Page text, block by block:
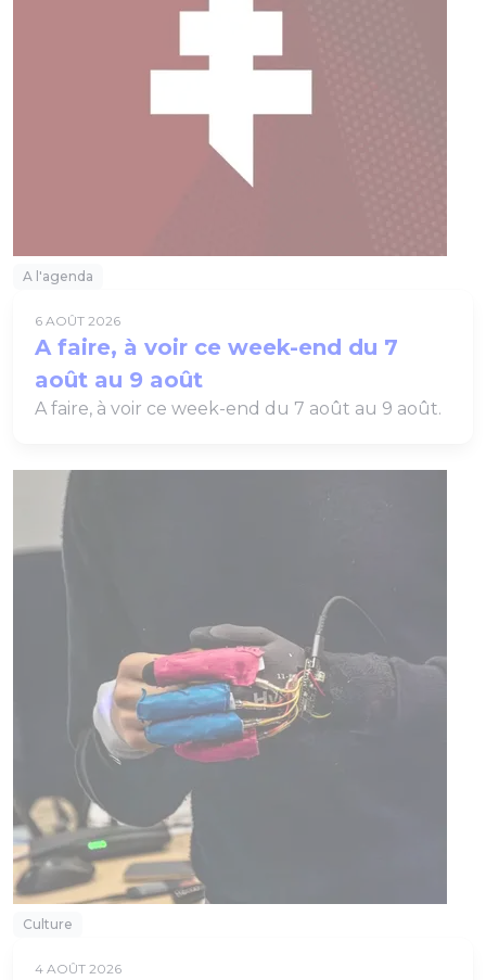
A l'agenda
6 AOÛT 2026
A faire, à voir ce week-end du 7
août au 9 août
A faire, à voir ce week-end du 7 août au 9 août.
Culture
4 AOÛT 2026